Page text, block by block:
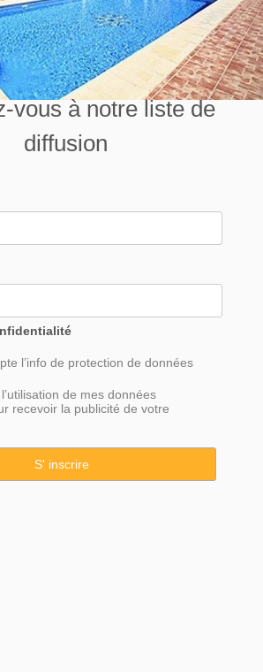
vous à notre liste de
diffusion
l’info de protection de données
de mes données
recevoir la publicité de votre